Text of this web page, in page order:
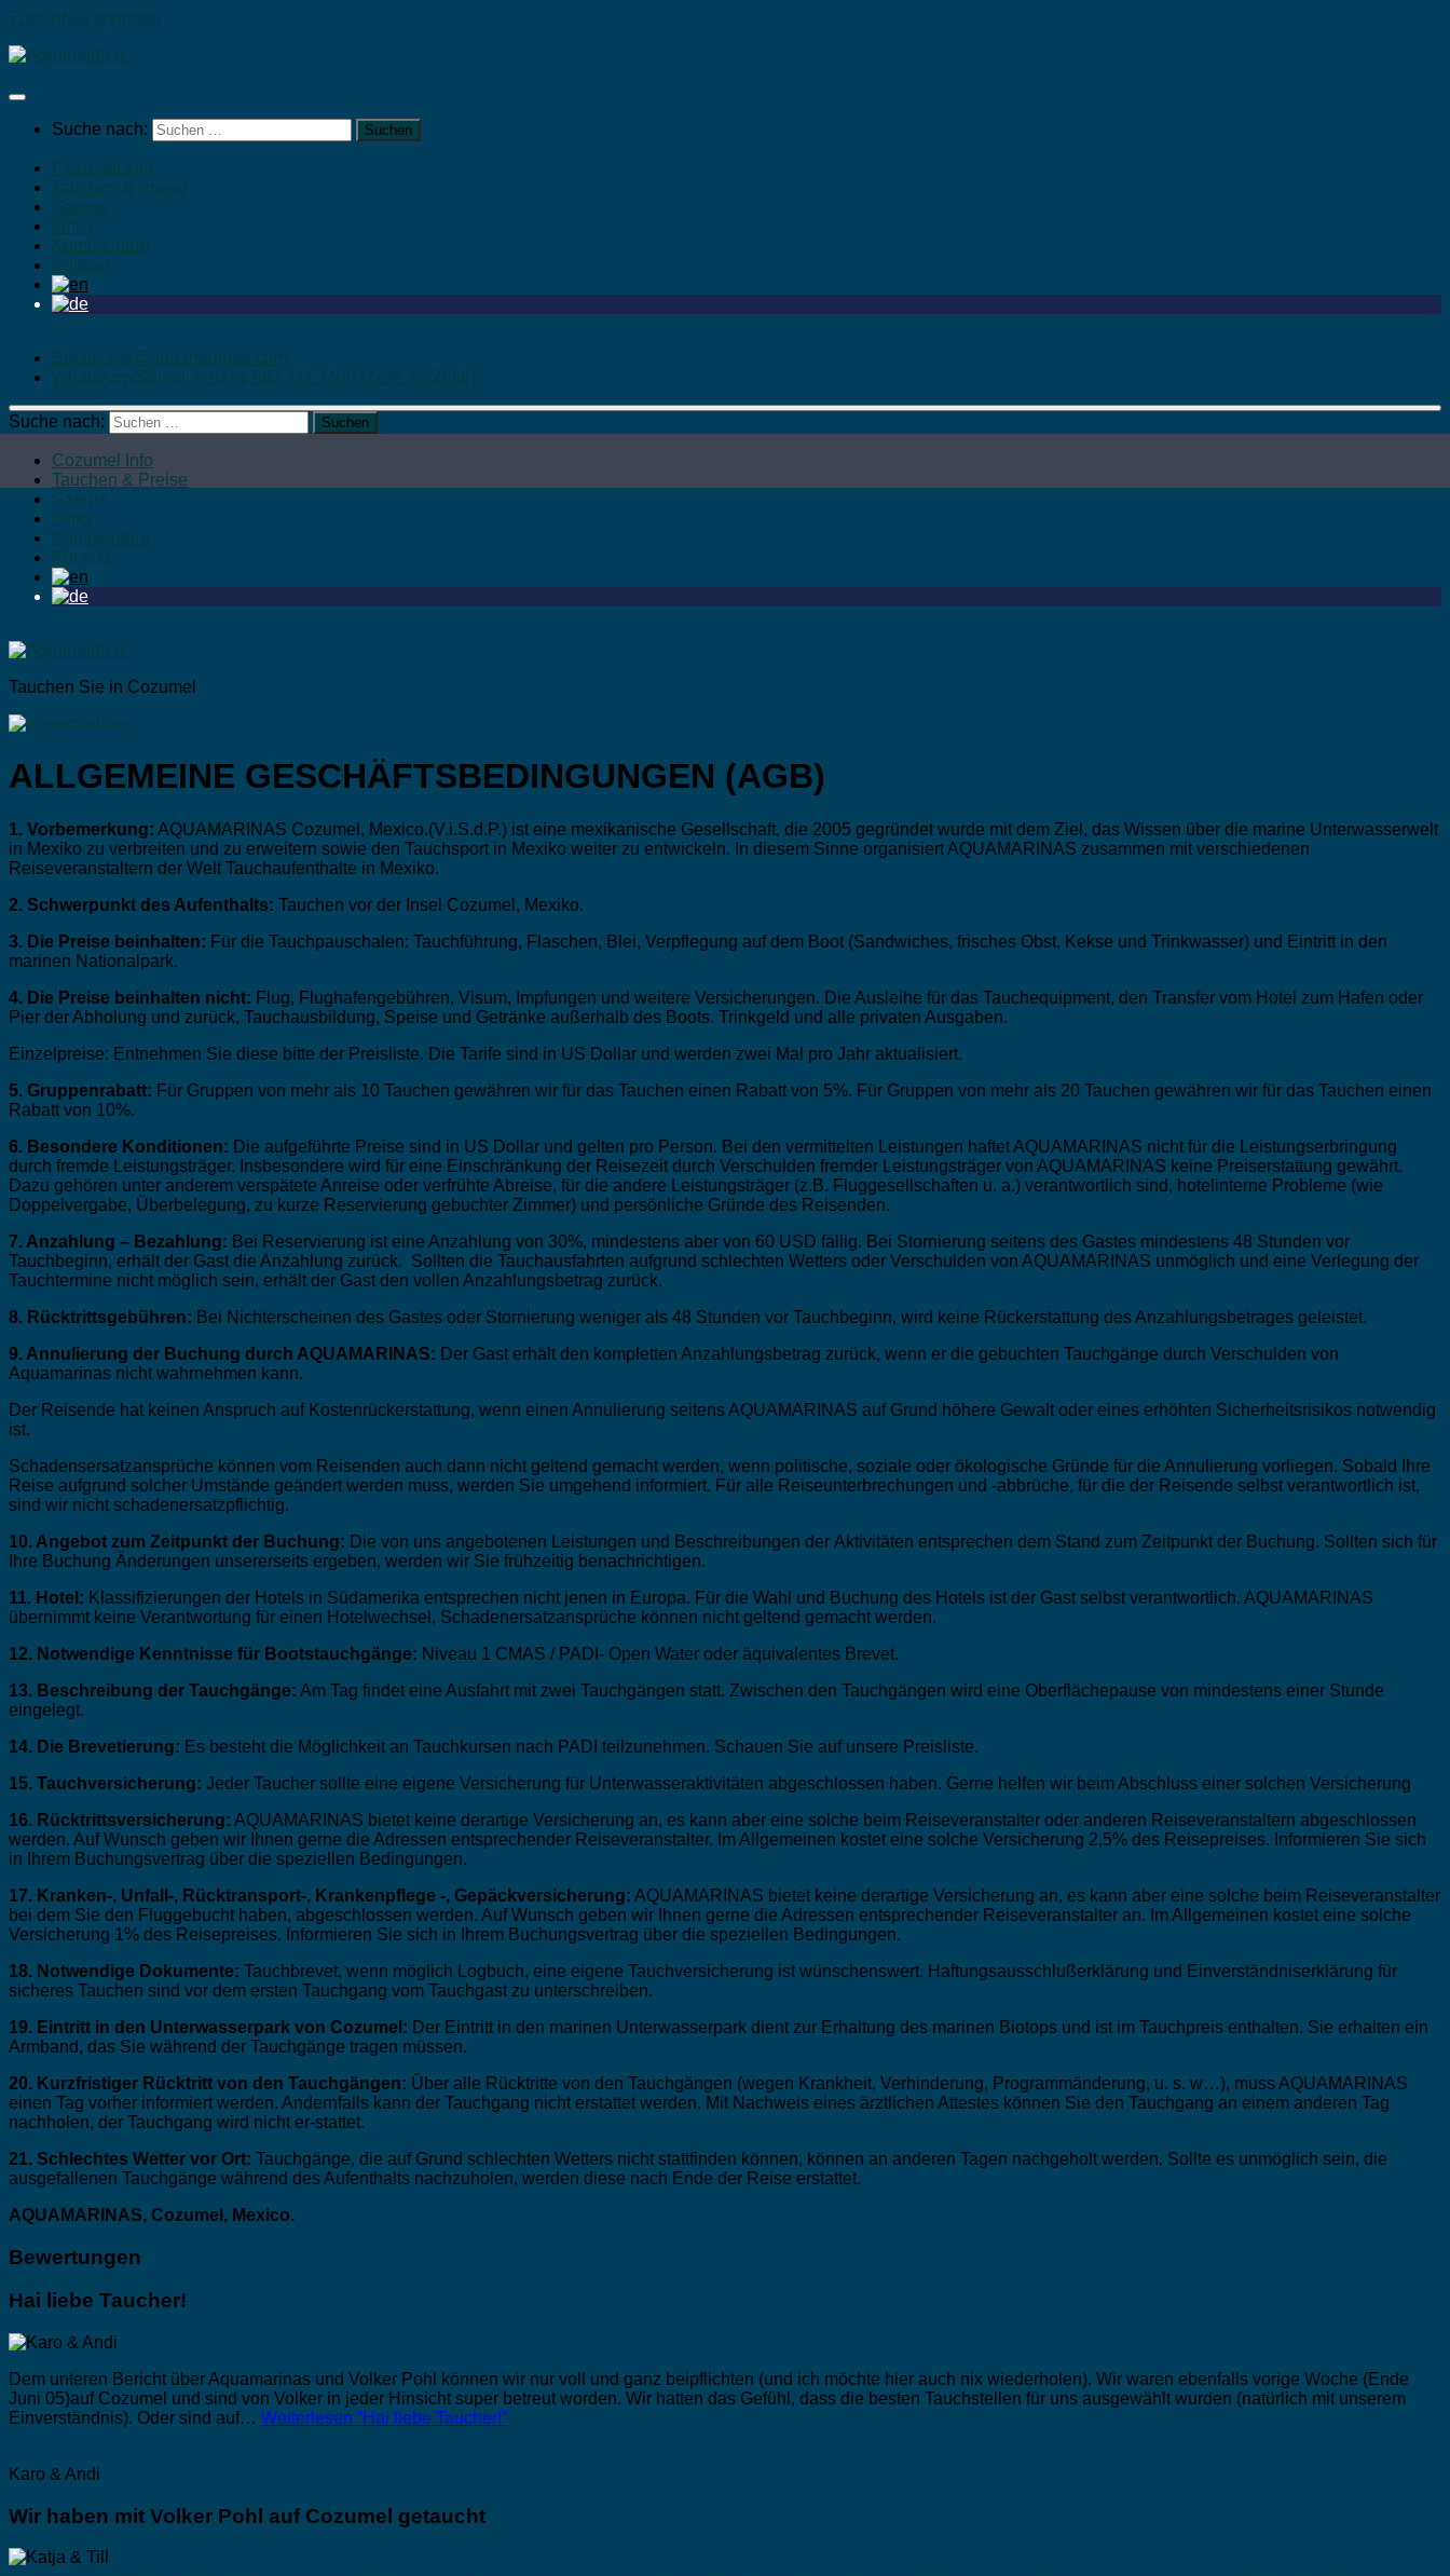
Zum Inhalt springen
Suche nach:
Cozumel Info
Tauchen & Preise
Galerie
Links
Kommentare
Kontakt
Email: Info@aquamarinas.com
WhatsApp/Signal: (+52) 1 987 111 2490 (Zelle zu Zelle)
Suche nach:
Tauchen Sie in Cozumel
Cozumel Info
Tauchen & Preise
Galerie
Links
Kommentare
Kontakt
ALLGEMEINE GESCHÄFTSBEDINGUNGEN (AGB)
1. Vorbemerkung: AQUAMARINAS Cozumel, Mexico.(V.i.S.d.P.) ist eine mexikanische Gesellschaft, die 2005 gegründet wurde mit dem Ziel, das Wissen über die marine Unterwasserwelt
in Mexiko zu verbreiten und zu erweitern sowie den Tauchsport in Mexiko weiter zu entwickeln. In diesem Sinne organisiert AQUAMARINAS zusammen mit verschiedenen
Reiseveranstaltern der Welt Tauchaufenthalte in Mexiko.
2. Schwerpunkt des Aufenthalts: Tauchen vor der Insel Cozumel, Mexiko.
3. Die Preise beinhalten: Für die Tauchpauschalen: Tauchführung, Flaschen, Blei, Verpflegung auf dem Boot (Sandwiches, frisches Obst, Kekse und Trinkwasser) und Eintritt in den
marinen Nationalpark.
4. Die Preise beinhalten nicht: Flug, Flughafengebühren, Visum, Impfungen und weitere Versicherungen. Die Ausleihe für das Tauchequipment, den Transfer vom Hotel zum Hafen oder
Pier der Abholung und zurück, Tauchausbildung, Speise und Getränke außerhalb des Boots. Trinkgeld und alle privaten Ausgaben.
Einzelpreise: Entnehmen Sie diese bitte der Preisliste. Die Tarife sind in US Dollar und werden zwei Mal pro Jahr aktualisiert.
5. Gruppenrabatt: Für Gruppen von mehr als 10 Tauchen gewähren wir für das Tauchen einen Rabatt von 5%. Für Gruppen von mehr als 20 Tauchen gewähren wir für das Tauchen einen
Rabatt von 10%.
6. Besondere Konditionen: Die aufgeführte Preise sind in US Dollar und gelten pro Person. Bei den vermittelten Leistungen haftet AQUAMARINAS nicht für die Leistungserbringung
durch fremde Leistungsträger. Insbesondere wird für eine Einschränkung der Reisezeit durch Verschulden fremder Leistungsträger von AQUAMARINAS keine Preiserstattung gewährt.
Dazu gehören unter anderem verspätete Anreise oder verfrühte Abreise, für die andere Leistungsträger (z.B. Fluggesellschaften u. a.) verantwortlich sind, hotelinterne Probleme (wie
Doppelvergabe, Überbelegung, zu kurze Reservierung gebuchter Zimmer) und persönliche Gründe des Reisenden.
7. Anzahlung – Bezahlung: Bei Reservierung ist eine Anzahlung von 30%, mindestens aber von 60 USD fällig. Bei Stornierung seitens des Gastes mindestens 48 Stunden vor
Tauchbeginn, erhält der Gast die Anzahlung zurück. Sollten die Tauchausfahrten aufgrund schlechten Wetters oder Verschulden von AQUAMARINAS unmöglich und eine Verlegung der
Tauchtermine nicht möglich sein, erhält der Gast den vollen Anzahlungsbetrag zurück.
8. Rücktrittsgebühren: Bei Nichterscheinen des Gastes oder Stornierung weniger als 48 Stunden vor Tauchbeginn, wird keine Rückerstattung des Anzahlungsbetrages geleistet.
9. Annulierung der Buchung durch AQUAMARINAS: Der Gast erhält den kompletten Anzahlungsbetrag zurück, wenn er die gebuchten Tauchgänge durch Verschulden von
Aquamarinas nicht wahrnehmen kann.
Der Reisende hat keinen Anspruch auf Kostenrückerstattung, wenn einen Annulierung seitens AQUAMARINAS auf Grund höhere Gewalt oder eines erhöhten Sicherheitsrisikos notwendig
ist.
Schadensersatzansprüche können vom Reisenden auch dann nicht geltend gemacht werden, wenn politische, soziale oder ökologische Gründe für die Annulierung vorliegen. Sobald Ihre
Reise aufgrund solcher Umstände geändert werden muss, werden Sie umgehend informiert. Für alle Reiseunterbrechungen und -abbrüche, für die der Reisende selbst verantwortlich ist,
sind wir nicht schadenersatzpflichtig.
10. Angebot zum Zeitpunkt der Buchung: Die von uns angebotenen Leistungen und Beschreibungen der Aktivitäten entsprechen dem Stand zum Zeitpunkt der Buchung. Sollten sich für
Ihre Buchung Änderungen unsererseits ergeben, werden wir Sie frühzeitig benachrichtigen.
11. Hotel: Klassifizierungen der Hotels in Südamerika entsprechen nicht jenen in Europa. Für die Wahl und Buchung des Hotels ist der Gast selbst verantwortlich. AQUAMARINAS
übernimmt keine Verantwortung für einen Hotelwechsel, Schadenersatzansprüche können nicht geltend gemacht werden.
12. Notwendige Kenntnisse für Bootstauchgänge: Niveau 1 CMAS / PADI- Open Water oder äquivalentes Brevet.
13. Beschreibung der Tauchgänge: Am Tag findet eine Ausfahrt mit zwei Tauchgängen statt. Zwischen den Tauchgängen wird eine Oberflächepause von mindestens einer Stunde
eingelegt.
14. Die Brevetierung: Es besteht die Möglichkeit an Tauchkursen nach PADI teilzunehmen. Schauen Sie auf unsere Preisliste.
15. Tauchversicherung: Jeder Taucher sollte eine eigene Versicherung für Unterwasseraktivitäten abgeschlossen haben. Gerne helfen wir beim Abschluss einer solchen Versicherung
16. Rücktrittsversicherung: AQUAMARINAS bietet keine derartige Versicherung an, es kann aber eine solche beim Reiseveranstalter oder anderen Reiseveranstaltern abgeschlossen
werden. Auf Wunsch geben wir Ihnen gerne die Adressen entsprechender Reiseveranstalter. Im Allgemeinen kostet eine solche Versicherung 2,5% des Reisepreises. Informieren Sie sich
in Ihrem Buchungsvertrag über die speziellen Bedingungen.
17. Kranken-, Unfall-, Rücktransport-, Krankenpflege -, Gepäckversicherung: AQUAMARINAS bietet keine derartige Versicherung an, es kann aber eine solche beim Reiseveranstalter
bei dem Sie den Fluggebucht haben, abgeschlossen werden. Auf Wunsch geben wir Ihnen gerne die Adressen entsprechender Reiseveranstalter an. Im Allgemeinen kostet eine solche
Versicherung 1% des Reisepreises. Informieren Sie sich in Ihrem Buchungsvertrag über die speziellen Bedingungen.
18. Notwendige Dokumente: Tauchbrevet, wenn möglich Logbuch, eine eigene Tauchversicherung ist wünschenswert. Haftungsausschlußerklärung und Einverständniserklärung für
sicheres Tauchen sind vor dem ersten Tauchgang vom Tauchgast zu unterschreiben.
19. Eintritt in den Unterwasserpark von Cozumel: Der Eintritt in den marinen Unterwasserpark dient zur Erhaltung des marinen Biotops und ist im Tauchpreis enthalten. Sie erhalten ein
Armband, das Sie während der Tauchgänge tragen müssen.
20. Kurzfristiger Rücktritt von den Tauchgängen: Über alle Rücktritte von den Tauchgängen (wegen Krankheit, Verhinderung, Programmänderung, u. s. w…), muss AQUAMARINAS
einen Tag vorher informiert werden. Andernfalls kann der Tauchgang nicht erstattet werden. Mit Nachweis eines ärztlichen Attestes können Sie den Tauchgang an einem anderen Tag
nachholen, der Tauchgang wird nicht er-stattet.
21. Schlechtes Wetter vor Ort: Tauchgänge, die auf Grund schlechten Wetters nicht stattfinden können, können an anderen Tagen nachgeholt werden. Sollte es unmöglich sein, die
ausgefallenen Tauchgänge während des Aufenthalts nachzuholen, werden diese nach Ende der Reise erstattet.
AQUAMARINAS, Cozumel, Mexico.
Bewertungen
Hai liebe Taucher!
Dem unteren Bericht über Aquamarinas und Volker Pohl können wir nur voll und ganz beipflichten (und ich möchte hier auch nix wiederholen). Wir waren ebenfalls vorige Woche (Ende
Juni 05)auf Cozumel und sind von Volker in jeder Hinsicht super betreut worden. Wir hatten das Gefühl, dass die besten Tauchstellen für uns ausgewählt wurden (natürlich mit unserem
Einverständnis). Oder sind auf… Weiterlesen “Hai liebe Taucher!”
Karo & Andi
Wir haben mit Volker Pohl auf Cozumel getaucht